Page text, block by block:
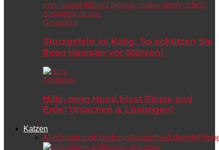
Gesundheit
Sturzgefahr im Käfig: So schützen Sie
Ihren Hamster vor Stürzen!
Ernährung
Hilfe, mein Hund frisst Steine und
Erde! Ursachen & Lösungen!
Katzen
Alle Ernährung ErziehungGesundheitLifestyle